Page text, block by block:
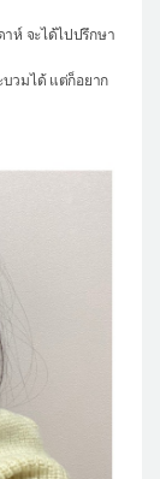
ห์ จะได้ไปปรึกษา
บวมได้ แต่ก็อยาก